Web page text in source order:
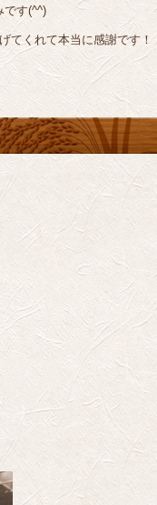
です(^^)
てくれて本当に感謝です！